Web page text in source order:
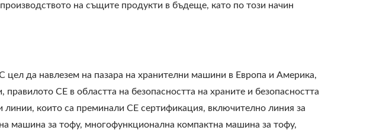
на същите продукти в бъдеще, като по този начин
да навлезем на пазара на хранителни машини в Европа и Америка,
CE в областта на безопасността на храните и безопасността
които са преминали CE сертификация, включително линия за
машина за тофу, многофункционална компактна машина за тофу,